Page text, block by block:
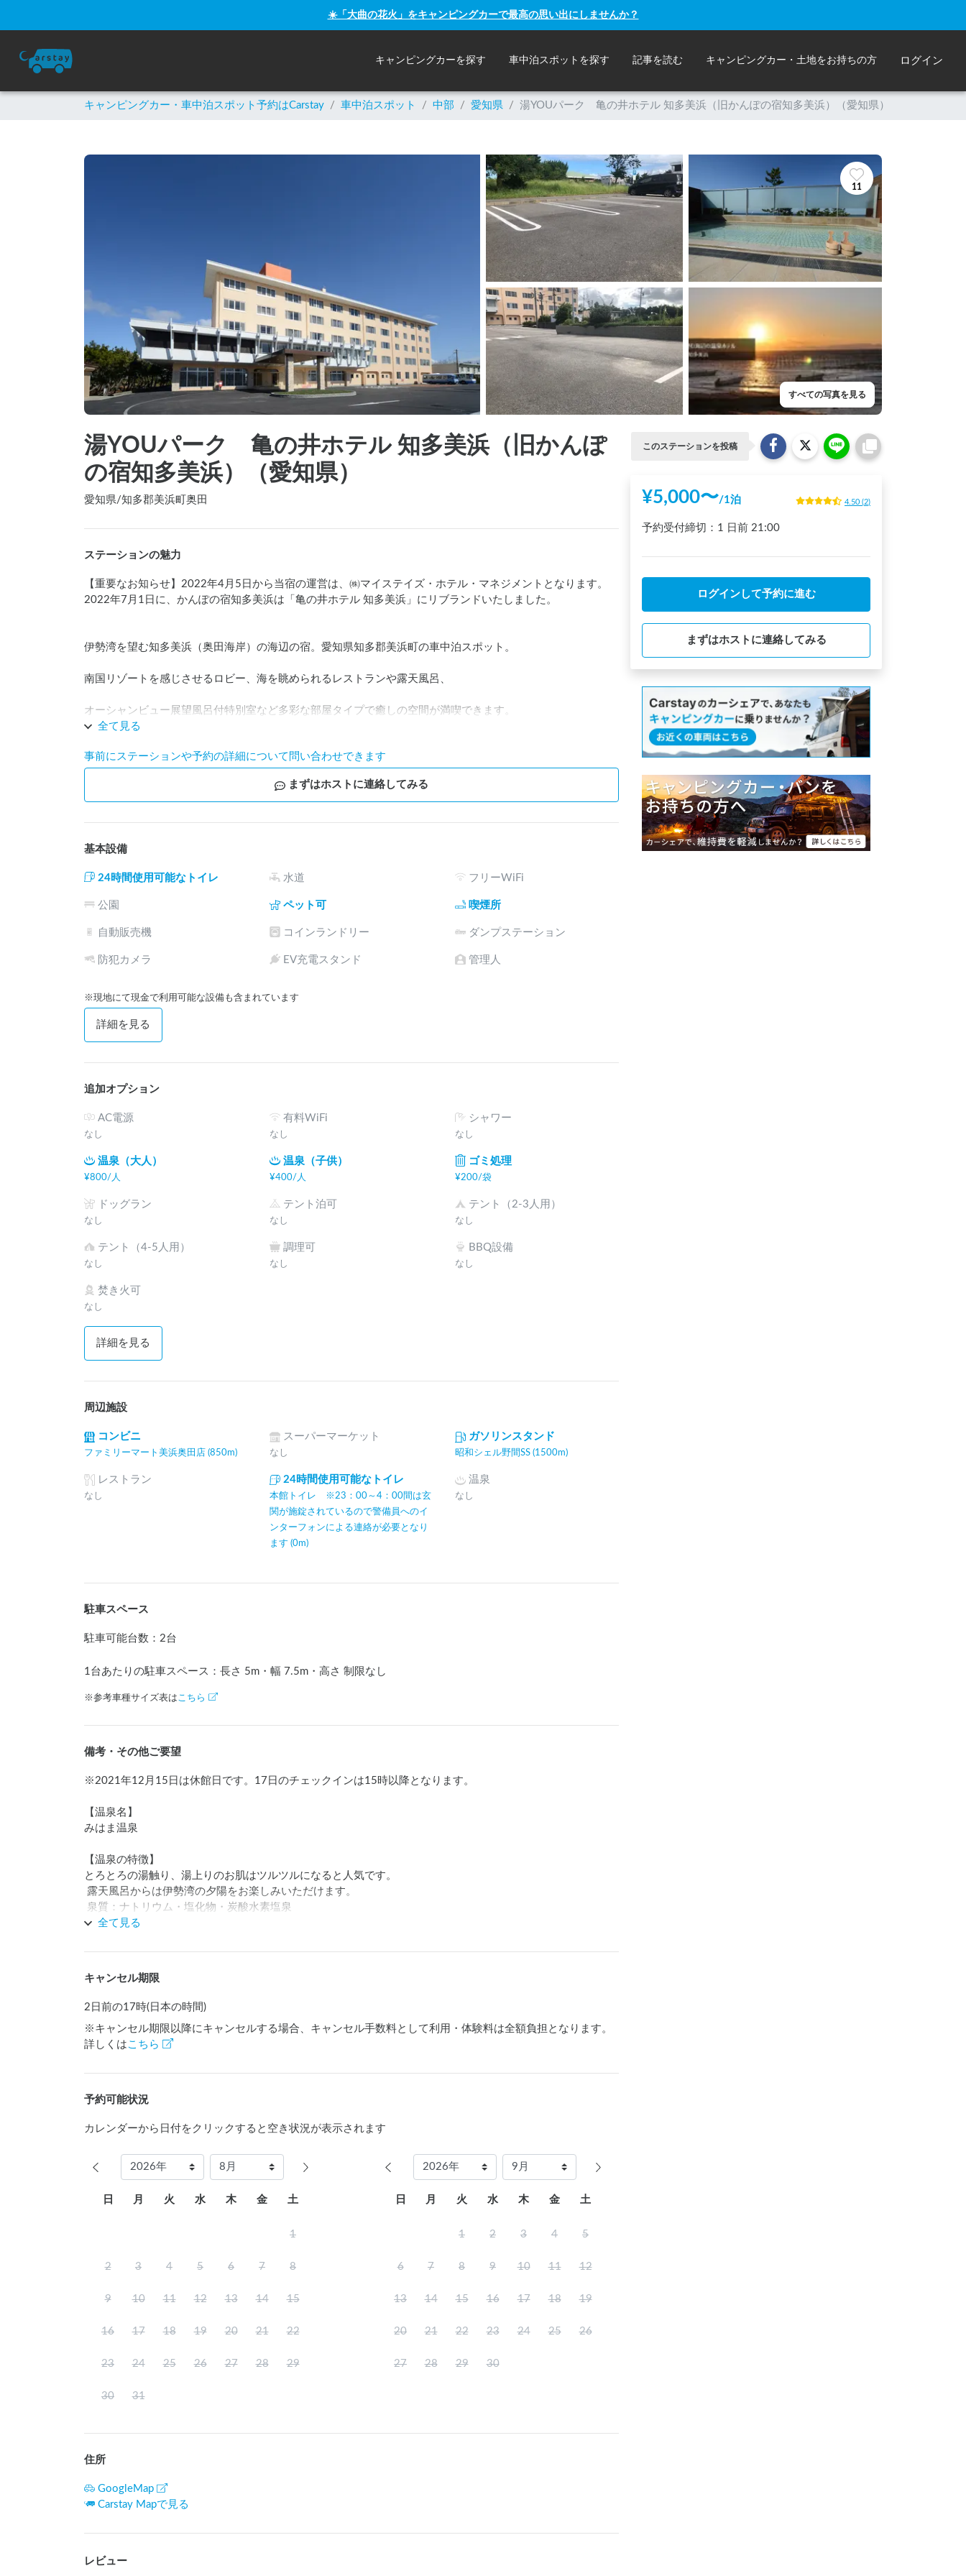
☀️「大曲の花火」をキャンピングカーで最高の思い出にしませんか？
キャンピングカーを探す 車中泊スポットを探す 記事を読む キャンピングカー・土地をお持ちの方 ログイン
キャンピングカー・車中泊スポット予約はCarstay / 車中泊スポット / 中部 / 愛知県 / 湯YOUパーク 亀の井ホテル 知多美浜（旧かんぽの宿知多美浜）（愛知県）
11
すべての写真を見る
湯YOUパーク 亀の井ホテル 知多美浜（旧かんぽ
の宿知多美浜）（愛知県）
愛知県/知多郡美浜町奥田
ステーションの魅力
【重要なお知らせ】2022年4月5日から当宿の運営は、㈱マイステイズ・ホテル・マネジメントとなります。
2022年7月1日に、かんぽの宿知多美浜は「亀の井ホテル 知多美浜」にリブランドいたしました。
伊勢湾を望む知多美浜（奥田海岸）の海辺の宿。愛知県知多郡美浜町の車中泊スポット。
南国リゾートを感じさせるロビー、海を眺められるレストランや露天風呂、
オーシャンビュー展望風呂付特別室など多彩な部屋タイプで癒しの空間が満喫できます。
全て見る
事前にステーションや予約の詳細について問い合わせできます
まずはホストに連絡してみる
基本設備
24時間使用可能なトイレ 水道 フリーWiFi
公園 ペット可 喫煙所
自動販売機 コインランドリー ダンプステーション
防犯カメラ EV充電スタンド 管理人
※現地にて現金で利用可能な設備も含まれています
詳細を見る
追加オプション
AC電源
なし
有料WiFi
なし
シャワー
なし
温泉（大人）
¥800/ 人
温泉（子供）
¥400/ 人
ゴミ処理
¥200/袋
ドッグラン
なし
テント泊可
なし
テント（2-3人用）
なし
テント（4-5人用）
なし
調理可
なし
BBQ設備
なし
焚き火可
なし
詳細を見る
周辺施設
コンビニ
ファミリーマート美浜奥田店 (850m)
スーパーマーケット
なし
ガソリンスタンド
昭和シェル野間SS (1500m)
レストラン
なし
24時間使用可能なトイレ
本館トイレ ※23：00～4：00間は玄
関が施錠されているので警備員へのイ
ンターフォンによる連絡が必要となり
ます (0m)
温泉
なし
駐車スペース
駐車可能台数 ： 2台
1台あたりの駐車スペース：長さ 5m ・幅 7.5m ・高さ 制限なし
※参考車種サイズ表はこちら
備考・その他ご要望
※2021年12月15日は休館日です。17日のチェックインは15時以降となります。
【温泉名】
みはま温泉
【温泉の特徴】
とろとろの湯触り、湯上りのお肌はツルツルになると人気です。
◆温泉施設のオプション：フェイスタオル販売210円
バスタオルレンタル200円
◆温浴施設の営業時間：
11:00～24:00
ただし、お電話の場合8時30分からの受付。
朝食：1,700円（7:00～9:00 前日までに予約が必要）
夕食：6,200円（17:20〜21:00  L.O 20:00 前日までに予約が必要）
※夏休み期間中のお食事については、直接当宿までお問い合わせくださいませ。
◆ゴミのお受取りについて：
ごみの取扱については、現地受付にてお尋ねください。
【注意事項等】
※夜間のトイレ利用について：
入店は不可（糞の処理・持ち帰りをお願いします）
●  犬を同伴される場合は、チェックインの際に「予防接種証明書」及び
※ペットについて：ペットの館内への入店はご遠慮いただいております（糞の処理・持ち帰りをお願いしま
全て見る
キャンセル期限
2日前の17時(日本の時間)
※キャンセル期限以降にキャンセルする場合、キャンセル手数料として利用・体験料は全額負担となります。
詳しくは こちら
予約可能状況
カレンダーから日付をクリックすると空き状況が表示されます
日 月 火 水 木 金 土
1
2 3 4 5 6 7 8
9 10 11 12 13 14 15
16 17 18 19 20 21 22
23 24 25 26 27 28 29
30 31
日 月 火 水 木 金 土
1 2 3 4 5
6 7 8 9 10 11 12
13 14 15 16 17 18 19
20 21 22 23 24 25 26
27 28 29 30
住所
GoogleMap
Carstay Mapで見る
レビュー
このステーションを投稿
¥5,000〜/1泊 4.50 (2)
予約受付締切： 1 日前 21:00
ログインして予約に進む
まずはホストに連絡してみる